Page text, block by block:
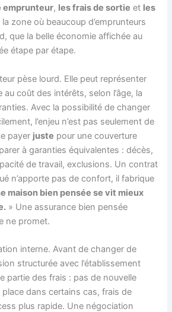
emprunteur, les frais de sortie et les
la zone où beaucoup d’emprunteurs
que la belle économie affichée au
étape par étape.
pèse lourd. Elle peut représenter
coût des intérêts, selon l’âge, la
Avec la possibilité de changer
l’enjeu n’est pas seulement de
payer juste pour une couverture
à garanties équivalentes : décès,
de travail, exclusions. Un contrat
n’apporte pas de confort, il fabrique
maison bien pensée se vit mieux
» Une assurance bien pensée
ne promet.
interne. Avant de changer de
structurée avec l’établissement
partie des frais : pas de nouvelle
dans certains cas, frais de
plus rapide. Une négociation